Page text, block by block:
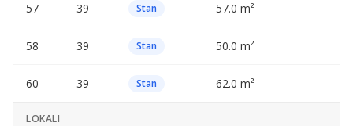
57 39 Stan 57.0 m²
58 39 Stan 50.0 m²
60 39 Stan 62.0 m²
LOKALI